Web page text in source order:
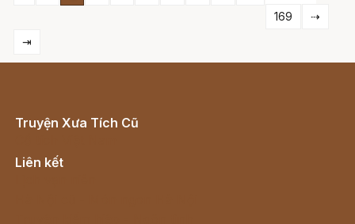
169
⇢
⇥
Truyện Xưa Tích Cũ
Liên kết